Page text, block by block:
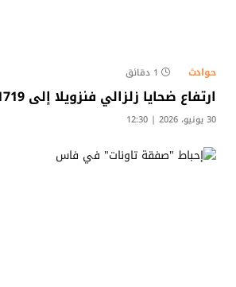
حوادث 1 دقائق
ارتفاع ضحايا زلزالي فنزويلا إلى 1719 قتيلا
30 يونيو، 2026 | 12:30